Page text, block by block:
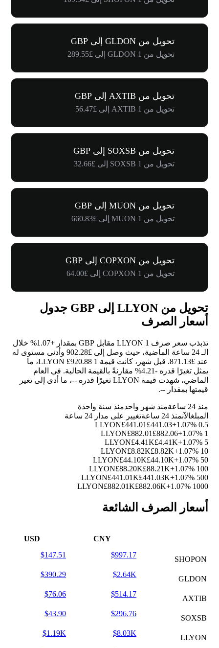
تحويل من GLDON إلى GBP
تحويل من 1 GLDON إلى £289.55
تحويل من AXTIB إلى GBP
تحويل من 1 AXTIB إلى £56.47
تحويل من SOXSB إلى GBP
تحويل من 1 SOXSB إلى £32.66
تحويل من MUON إلى GBP
تحويل من 1 MUON إلى £660.83
تحويل من COPXON إلى GBP
تحويل من 1 COPXON إلى £64.00
تحويل من LLYON إلى GBP جدول
أسعار الصرف
تذبذب سعر صرف 1 LLYON مقابل GBP بمقدار +1.07%
خلال
الـ 24 ساعة الماضية، حيث وصل إلى £902.28 وأدنى مستوى له
عند £871.13. قبل شهر، كانت قيمة 1 LLYON £920.88، ما
يمثل تغيرًا قدره -4.21%
مقارنةً بالقيمة الحالية. في العام
الماضي، شهدت قيمة LLYON تغيرًا قدره
--، ما أدى إلى تغير
قيمتها بمقدار --
.
منذ 24 ساعة منذ شهر واحدمنذ سنة واحدة
المبلغالآنمنذ 24 ساعة
تغيير على مدار 24 ساعة
0.5 LLYON
£441.01 £441.03+1.07%
1 LLYON
£882.01 £882.06+1.07%
5 LLYON
£4.41K£4.41K+1.07%
10 LLYON
£8.82K£8.82K+1.07%
50 LLYON
£44.10K£44.10K+1.07%
100 LLYON
£88.20K£88.21K+1.07%
500 LLYON
£441.01K£441.03K+1.07%
1000 LLYON
£882.01K£882.06K+1.07%
أسعار الصرف الشائعة
CNY
USD
SHOPON
$997.17
$147.51
GLDON
$2.64K
$390.29
AXTIB
$514.17
$76.06
SOXSB
$296.76
$43.90
LLYON
$8.03K
$1.19K